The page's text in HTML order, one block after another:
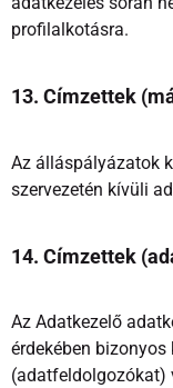
profilalkotásra.
13. Címzettek
Az álláspályázatok
szervezetén kívüli
14. Címzettek
Az Adatkezelő
érdekében
(adatfeldolgozókat)